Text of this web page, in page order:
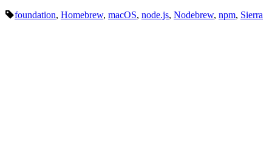
foundation, Homebrew, macOS, node.js, Nodebrew, npm, Sierra